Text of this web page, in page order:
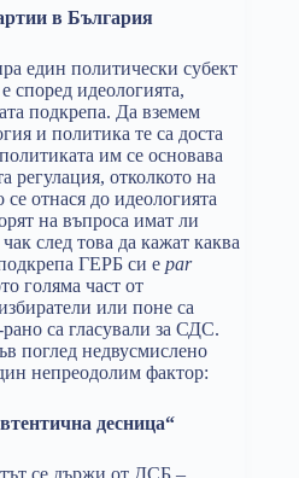
в България
един политически субект
според идеологията,
подкрепа. Да вземем
и политика те са доста
им се основава
регулация, отколкото на
отнася до идеологията
на въпроса имат ли
след това да кажат каква
ГЕРБ си е par
голяма част от
или поне са
са гласували за СДС.
поглед недвусмислено
непреодолим фактор:
десница“
се държи от ДСБ –